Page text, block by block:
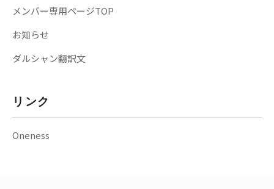
メンバー専用ページTOP
お知らせ
ダルシャン翻訳文
リンク
Oneness